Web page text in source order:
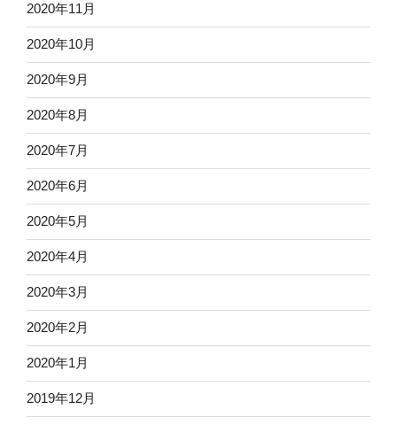
2020年11月
2020年10月
2020年9月
2020年8月
2020年7月
2020年6月
2020年5月
2020年4月
2020年3月
2020年2月
2020年1月
2019年12月